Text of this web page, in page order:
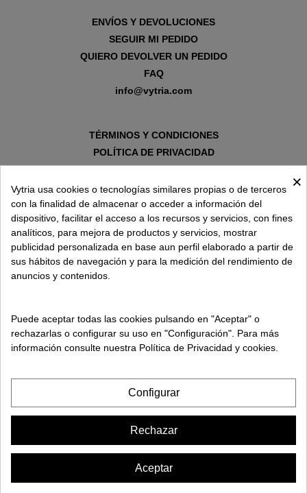
ENVÍOS Y DEVOLUCIONES
SEGUIR MI PEDIDO
QUIERO DEVOLVER UN PEDIDO
FAQ
info@vytria.com
TÉRMINOS Y CONDICIONES
POLÍTICA DE PRIVACIDAD
AVISO LEGAL
POLÍTICA DE COOKIES
SOBRE VYTRIA
×
Vytria usa cookies o tecnologías similares propias o de terceros
con la finalidad de almacenar o acceder a información del
dispositivo, facilitar el acceso a los recursos y servicios, con fines
analíticos, para mejora de productos y servicios, mostrar
publicidad personalizada en base aun perfil elaborado a partir de
sus hábitos de navegación y para la medición del rendimiento de
anuncios y contenidos.
Puede aceptar todas las cookies pulsando en "Aceptar" o
rechazarlas o configurar su uso en "Configuración". Para más
información consulte nuestra Política de Privacidad y cookies.
Configurar
Rechazar
Aceptar